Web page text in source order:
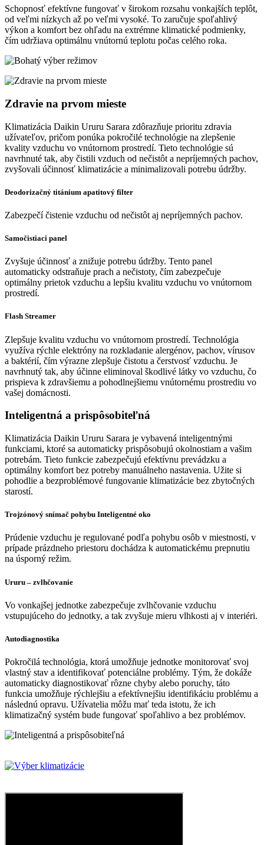
Schopnosť efektívne fungovať v širokom rozsahu vonkajších teplôt,
od veľmi nízkych až po veľmi vysoké. To zaručuje spoľahlivý
výkon a komfort bez ohľadu na extrémne klimatické podmienky,
čím udržiava optimálnu vnútornú teplotu počas celého roka.
Zdravie na prvom mieste
Klimatizácia Daikin Ururu Sarara zdôrazňuje prioritu zdravia
užívateľov, pričom ponúka pokročilé technológie na zlepšenie
kvality vzduchu vo vnútornom prostredí. Tieto technológie sú
navrhnuté tak, aby čistili vzduch od nečistôt a nepríjemných pachov,
zvyšovali účinnosť klimatizácie a minimalizovali potrebu údržby.
Deodorizačný titánium apatitový filter
Zabezpečí čistenie vzduchu od nečistôt aj nepríjemných pachov.
Samočistiaci panel
Zvyšuje účinnosť a znižuje potrebu údržby. Tento panel
automaticky odstraňuje prach a nečistoty, čím zabezpečuje
optimálny prietok vzduchu a lepšiu kvalitu vzduchu vo vnútornom
prostredí.
Flash Streamer
Zlepšuje kvalitu vzduchu vo vnútornom prostredí. Technológia
využíva rýchle elektróny na rozkladanie alergénov, pachov, vírusov
a baktérií, čím výrazne zlepšuje čistotu a čerstvosť vzduchu. Je
navrhnutý tak, aby účinne eliminoval škodlivé látky vo vzduchu, čo
prispieva k zdravšiemu a pohodlnejšiemu vnútornému prostrediu vo
vašej domácnosti.
Inteligentná a prispôsobiteľná
Klimatizácia Daikin Ururu Sarara je vybavená inteligentnými
funkciami, ktoré sa automaticky prispôsobujú okolnostiam a vašim
potrebám. Tieto funkcie zabezpečujú efektívnu prevádzku a
optimálny komfort bez potreby manuálneho nastavenia. Užite si
pohodlie a bezproblémové fungovanie klimatizácie bez zbytočných
starostí.
Trojzónový snímač pohybu Inteligentné oko
Prúdenie vzduchu je regulované podľa pohybu osôb v miestnosti, v
prípade prázdneho priestoru dochádza k automatickému prepnutiu
na úsporný režim.
Ururu – zvlhčovanie
Vo vonkajšej jednotke zabezpečuje zvlhčovanie vzduchu
vstupujúceho do jednotky, a tak zvyšuje mieru vlhkosti aj v interiéri.
Autodiagnostika
Pokročilá technológia, ktorá umožňuje jednotke monitorovať svoj
vlastný stav a identifikovať potenciálne problémy. Tým, že dokáže
automaticky diagnostikovať rôzne chyby alebo poruchy, táto
funkcia umožňuje rýchlejšiu a efektívnejšiu identifikáciu problému a
následnú opravu. Užívatelia môžu mať teda istotu, že ich
klimatizačný systém bude fungovať spoľahlivo a bez problémov.